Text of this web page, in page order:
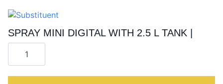
1/1
|
0V1011E
SPRAY MINI DIGITAL WITH 2.5 L TANK |
Cantitate
SPRAY
MINI
WITH